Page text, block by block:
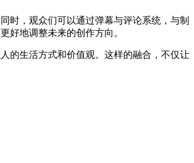
时，观众们可以通过弹幕与评论系统，与制
好地调整未来的创作方向。
的生活方式和价值观。这样的融合，不仅让